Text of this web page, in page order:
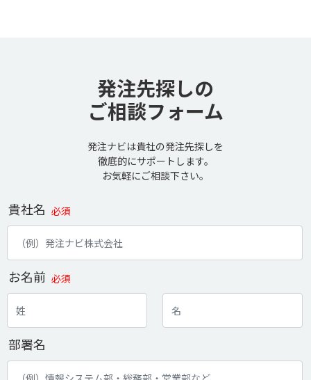
発注先探しの
ご相談フォーム
発注ナビは貴社の発注先探しを
徹底的にサポートします。
お気軽にご相談下さい。
貴社名 必須
お名前 必須
部署名